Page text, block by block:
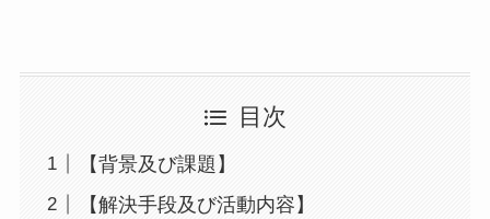
目次
【背景及び課題】
【解決手段及び活動内容】